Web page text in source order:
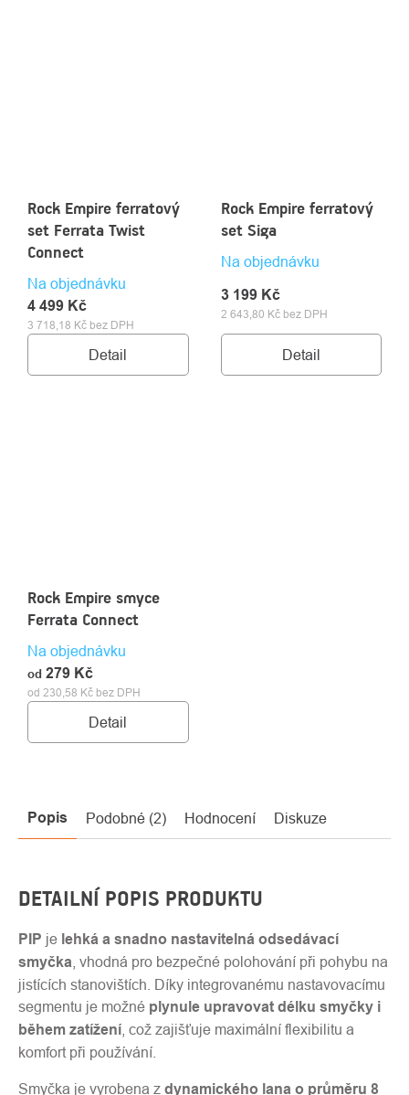
Rock Empire ferratový
set Ferrata Twist
Connect
Na objednávku
3 718,18 Kč bez DPH
4 499 Kč
Detail
Rock Empire ferratový
set Siga
Na objednávku
2 643,80 Kč bez DPH
3 199 Kč
Detail
Rock Empire smyce
Ferrata Connect
Na objednávku
od 230,58 Kč bez DPH
od 279 Kč
Detail
Popis Podobné (2) Hodnocení Diskuze
DETAILNÍ POPIS PRODUKTU
PIP je lehká a snadno nastavitelná odsedávací
smyčka , vhodná pro bezpečné polohování při pohybu na
jistících stanovištích. Díky integrovanému nastavovacímu
segmentu je možné plynule upravovat délku smyčky i
během zatížení , což zajišťuje maximální flexibilitu a
komfort při používání.
Smyčka je vyrobena z dynamického lana o průměru 8